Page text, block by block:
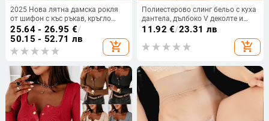
2025 Нова лятна дамска рокля
от шифон с къс ръкав, кръгло
деколте и къси пластове, на
Amazon Independent Station,
европейска и американска
трансгранична рокля
25.64 - 26.95 €/
50.15 - 52.71 лв
add_shopping_cart
Полиестерово слинг бельо с куха
дантела, дълбоко V деколте и
презрамкова рокля (90–95%
полиестер; тънка тъкан 121–140
g/m²; издание зима 2024; MOQ
11.92 €/23.31 лв
add_shopping_cart